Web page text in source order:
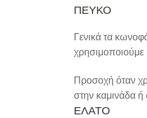
ΠΕΥΚΟ
Γενικά τα
Προσοχή όταν
στην καμινάδα ή
ΕΛΑΤΟ